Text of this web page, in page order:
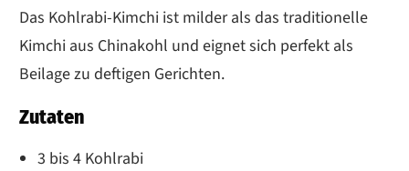
Das Kohlrabi-Kimchi ist milder als das traditionelle
Kimchi aus Chinakohl und eignet sich perfekt als
Beilage zu deftigen Gerichten.
Zutaten
3 bis 4 Kohlrabi